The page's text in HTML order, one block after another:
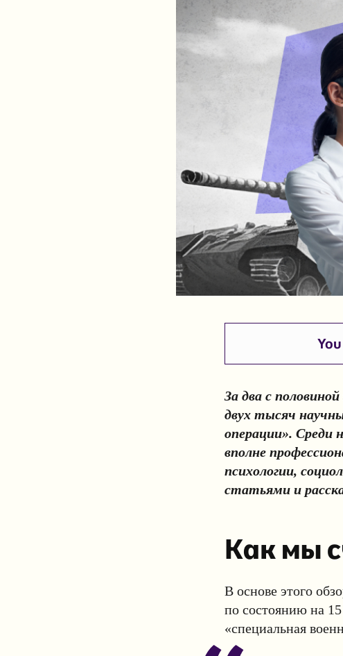
За два с
двух тысяч
операции». Среди
вполне
психологии,
статьями и
Как мы
В основе этого
по состоянию на
«специальная